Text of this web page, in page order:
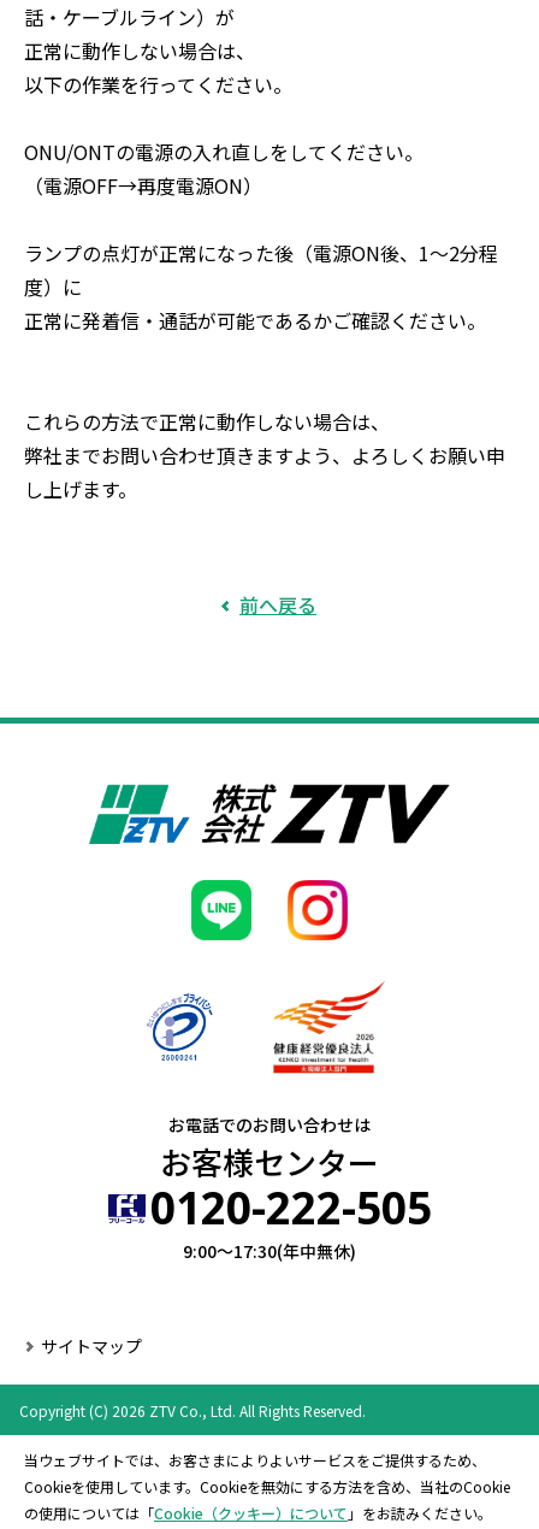
話・ケーブルライン）が
正常に動作しない場合は、
以下の作業を行ってください。
ONU/ONTの電源の入れ直しをしてください。
（電源OFF→再度電源ON）
ランプの点灯が正常になった後（電源ON後、1～2分程
度）に
正常に発着信・通話が可能であるかご確認ください。
これらの方法で正常に動作しない場合は、
弊社までお問い合わせ頂きますよう、よろしくお願い申
し上げます。
前へ戻る
お電話でのお問い合わせは
お客様センター
0120-222-505
9:00～17:30(年中無休)
サイトマップ
Copyright (C) 2026 ZTV Co., Ltd. All Rights Reserved.
当ウェブサイトでは、お客さまによりよいサービスをご提供するため、
Cookieを使用しています。Cookieを無効にする方法を含め、当社のCookie
の使用については「Cookie（クッキー）について 」をお読みください。